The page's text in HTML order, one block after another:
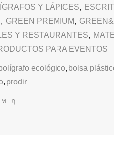
Y LÁPICES,
, GREEN PREMIUM,
Y RESTAURANTES,
PARA EVENTOS
bolígrafo ecológico, bolsa
, prodir